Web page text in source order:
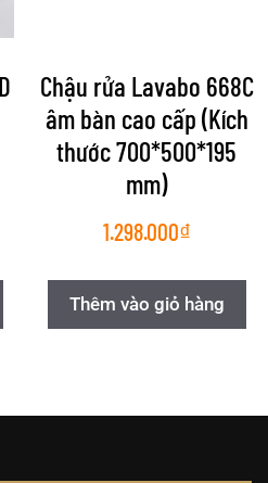
Chậu rửa Lavabo 668C
âm bàn cao cấp (Kích
thước 700*500*195
mm)
1.298.000₫
Thêm vào giỏ hàng